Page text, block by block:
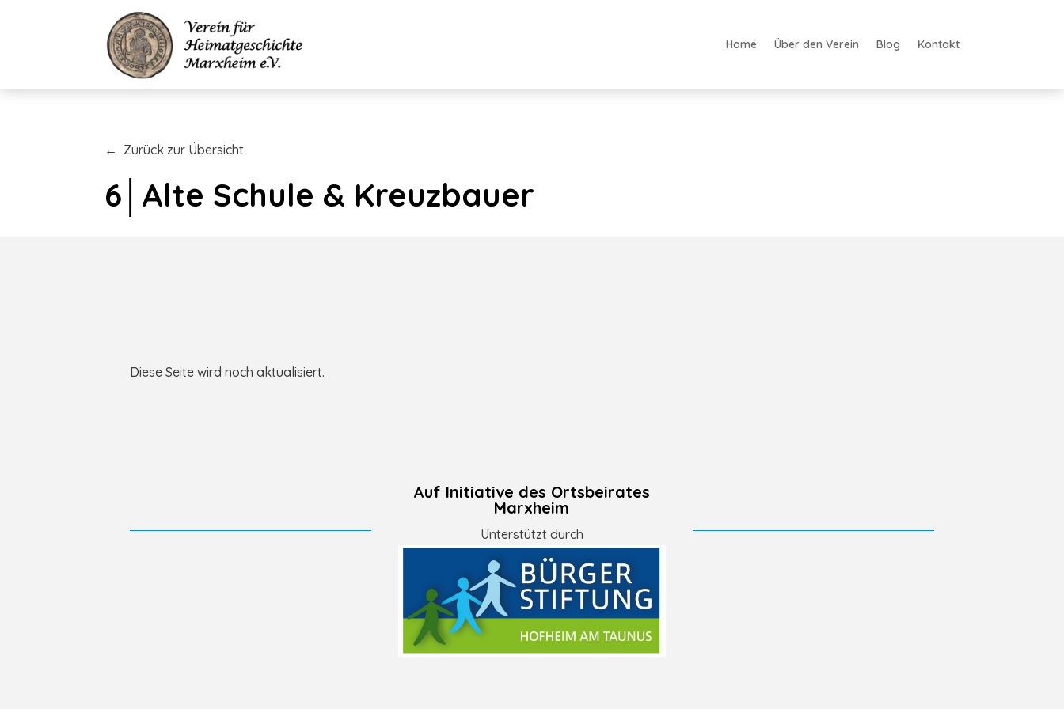
Home Über den Verein Blog Kontakt
← Zurück zur Übersicht
6│Alte Schule & Kreuzbauer
Diese Seite wird noch aktualisiert.
Auf Initiative des Ortsbeirates
Marxheim
Unterstützt durch